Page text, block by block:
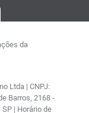
da
Ltda | CNPJ:
Barros, 2168 -
| Horário de